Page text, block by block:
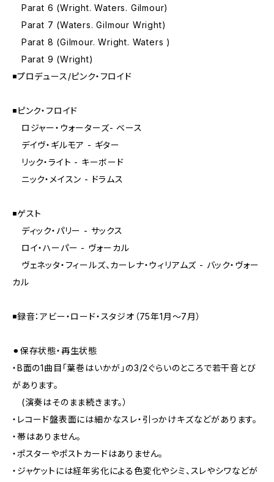
Parat 6 (Wright. Waters. Gilmour)
Parat 7 (Waters. Gilmour Wright)
Parat 8 (Gilmour. Wright. Waters )
Parat 9 (Wright)
◾️プロデュース/ピンク・フロイド
◾️ピンク・フロイド
ロジャー・ウォーターズ- ベース
デイヴ・ギルモア - ギター
リック・ライト - キーボード
ニック・メイスン - ドラムス
◾️ゲスト
ディック・パリー - サックス
ロイ・ハーパー - ヴォーカル
ヴェネッタ・フィールズ、カーレナ・ウィリアムズ - バック・ヴォー
カル
◾️録音：アビー・ロード・スタジオ（75年1月〜7月）
⚫︎保存状態・再生状態
・B面の1曲目「葉巻はいかが」の3/2ぐらいのところで若干音とび
があります。
(演奏はそのまま続きます。）
・レコード盤表面には細かなスレ・引っかけキズなどがあります。
・帯はありません。
・ポスターやポストカードはありません。
・ジャケットには経年劣化による色変化やシミ、スレやシワなどが